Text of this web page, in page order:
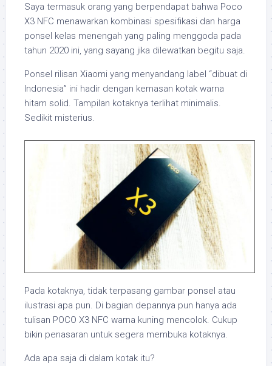
Saya termasuk orang yang berpendapat bahwa Poco
X3 NFC menawarkan kombinasi spesifikasi dan harga
ponsel kelas menengah yang paling menggoda pada
tahun 2020 ini, yang sayang jika dilewatkan begitu saja.
Ponsel rilisan Xiaomi yang menyandang label “dibuat di
Indonesia” ini hadir dengan kemasan kotak warna
hitam solid. Tampilan kotaknya terlihat minimalis.
Sedikit misterius.
Pada kotaknya, tidak terpasang gambar ponsel atau
ilustrasi apa pun. Di bagian depannya pun hanya ada
tulisan POCO X3 NFC warna kuning mencolok. Cukup
bikin penasaran untuk segera membuka kotaknya.
Ada apa saja di dalam kotak itu?